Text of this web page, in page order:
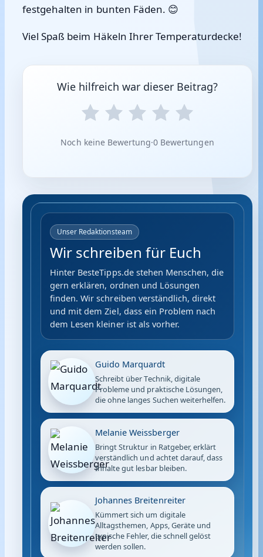
festgehalten in bunten Fäden. 😊
Viel Spaß beim Häkeln Ihrer Temperaturdecke!
Wie hilfreich war dieser Beitrag?
Noch keine Bewertung·0 Bewertungen
Unser Redaktionsteam
Wir schreiben für Euch
Hinter BesteTipps.de stehen Menschen, die
gern erklären, ordnen und Lösungen
finden. Wir schreiben verständlich, direkt
und mit dem Ziel, dass ein Problem nach
dem Lesen kleiner ist als vorher.
Guido Marquardt
Schreibt über Technik, digitale
Probleme und praktische Lösungen,
die ohne langes Suchen weiterhelfen.
Melanie Weissberger
Bringt Struktur in Ratgeber, erklärt
verständlich und achtet darauf, dass
Inhalte gut lesbar bleiben.
Johannes Breitenreiter
Kümmert sich um digitale
Alltagsthemen, Apps, Geräte und
typische Fehler, die schnell gelöst
werden sollen.